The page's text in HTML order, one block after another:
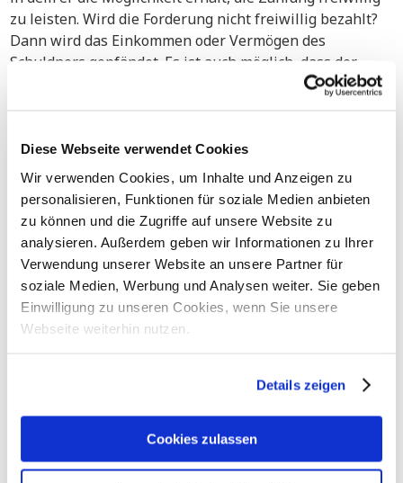
Diese Webseite verwendet Cookies
Wir verwenden Cookies, um Inhalte und Anzeigen zu
personalisieren, Funktionen für soziale Medien anbieten
zu können und die Zugriffe auf unsere Website zu
analysieren. Außerdem geben wir Informationen zu Ihrer
Verwendung unserer Website an unsere Partner für
soziale Medien, Werbung und Analysen weiter. Sie geben
Einwilligung zu unseren Cookies, wenn Sie unsere
Webseite weiterhin nutzen.
Details zeigen
Cookies zulassen
zu leisten. Wird die Forderung nicht freiwillig bezahlt?
Dann wird das Einkommen oder Vermögen des
Schuldners gepfändet. Es ist auch möglich, dass der
Gerichtsvollzieher eine Zahlungsvereinbarung mit dem
Vollstreckung von Inkassoforderungen in
Finnland
Sobald unsere Anwälte ein Urteil gegen Ihren
finnischen Schuldner erhalten haben, muss dieses
Urteil noch vollstreckt werden. Nach EU-Recht werden
Urteile, die in einem EU-Mitgliedstaat ergangen sind,
auch in anderen EU-Ländern anerkannt. Für die
Vollstreckung eines Urteils aus Ihrem Land in Finnland
wird dann zusammen mit dem Urteil an den
Gerichtsvollzieher kann dann dafür sorgen, dass das
Inkasso-Urteil in Finnland vollstreckt wird.